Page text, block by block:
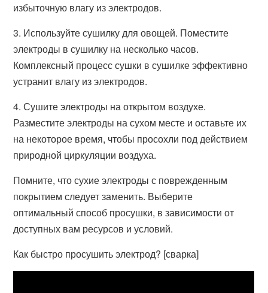
избыточную влагу из электродов.
3. Используйте сушилку для овощей. Поместите
электроды в сушилку на несколько часов.
Комплексный процесс сушки в сушилке эффективно
устранит влагу из электродов.
4. Сушите электроды на открытом воздухе.
Разместите электроды на сухом месте и оставьте их
на некоторое время, чтобы просохли под действием
природной циркуляции воздуха.
Помните, что сухие электроды с поврежденным
покрытием следует заменить. Выберите
оптимальный способ просушки, в зависимости от
доступных вам ресурсов и условий.
Как быстро просушить электрод? [сварка]